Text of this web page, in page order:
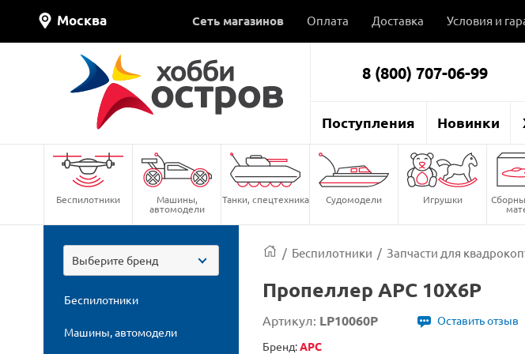
Москва Сеть магазинов Оплата Доставка Условия и
8 (800) 707-06-99
Поступления Новинки
Беспилотники Машины,
автомодели
Танки, спецтехника Судомодели Игрушки
Выберите бренд
Беспилотники
Машины, автомодели
/ Беспилотники / Запчасти для
Пропеллер APC 10X6P
Артикул: LP10060P
Оставить отзыв
Бренд:APC